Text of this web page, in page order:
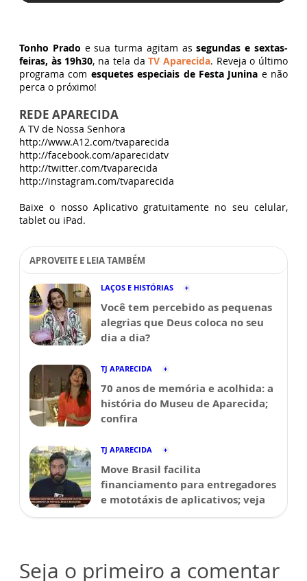
Tonho Prado e sua turma agitam assegundas e sextas-
feiras, às 19h30, na tela daTV Aparecida. Reveja o último
programa com esquetes especiais de Festa Junina e não
perca o próximo!
REDE APARECIDA
A TV de Nossa Senhora
http://www.A12.com/tvaparecida
http://facebook.com/aparecidatv
http://twitter.com/tvaparecida
http://instagram.com/tvaparecida
Baixe o nosso Aplicativo gratuitamente no seu celular,
tablet ou iPad.
APROVEITE E LEIA TAMBÉM
LAÇOS E HISTÓRIAS
Você tem percebido as pequenas
alegrias que Deus coloca no seu
dia a dia?
TJ APARECIDA
70 anos de memória e acolhida: a
história do Museu de Aparecida;
confira
TJ APARECIDA
Move Brasil facilita
financiamento para entregadores
e mototáxis de aplicativos; veja
Seja o primeiro a comentar